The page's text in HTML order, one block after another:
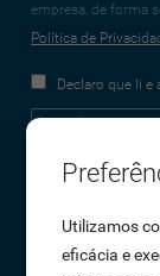
empresa, de forma
Política de
Declaro que li e
Empresa
Sobre Nós
Utilizamos
eficácia e